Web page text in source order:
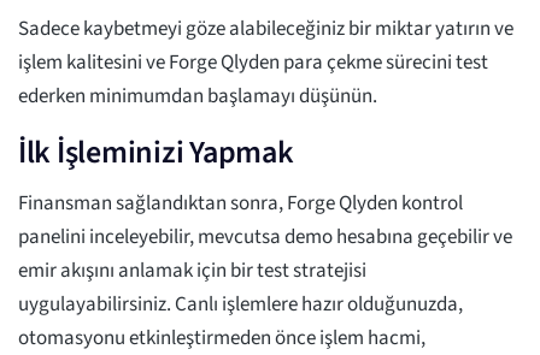
Sadece kaybetmeyi göze alabileceğiniz bir miktar yatırın ve
işlem kalitesini ve Forge Qlyden para çekme sürecini test
ederken minimumdan başlamayı düşünün.
İlk İşleminizi Yapmak
Finansman sağlandıktan sonra, Forge Qlyden kontrol
panelini inceleyebilir, mevcutsa demo hesabına geçebilir ve
emir akışını anlamak için bir test stratejisi
uygulayabilirsiniz. Canlı işlemlere hazır olduğunuzda,
otomasyonu etkinleştirmeden önce işlem hacmi,